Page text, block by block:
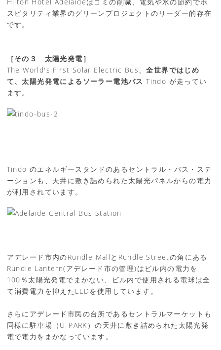
Hilton Hotel Adelaideはゴミの削減、電気や水の節約でホ
スピタリティ業界のグリーンプロジェクトのリーダー的存在
です。
［その３ 太陽光発電］
The World's First Solar Electric Bus、全世界ではじめ
て、太陽光発電によるソーラー電池バス Tindo が走ってい
ます。
Tindo のエネルギースタンドのあるセントラル・バス・ステ
ーションも、天井に敷き詰められた太陽光パネルからの電力
が利用されています。
アデレード市内のRundle MallとRundle Streetの角にある
Rundle Lantern(アデレード市の管理)はビル内の電力を
100％太陽光発電でまかない、ビル内で使用される電球は全
て消費電力を抑えたLEDを使用しています。
さらにアデレード市民の台所であるセントラルマーケットも
同様に駐車場（U-PARK）の天井に敷き詰められた太陽光発
電で電力をまかなっています。